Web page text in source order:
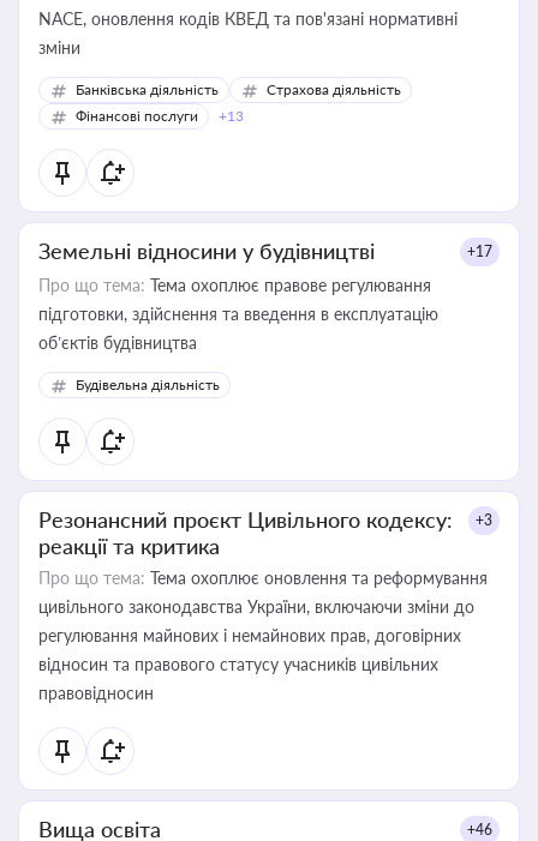
NACE, оновлення кодів КВЕД та пов'язані нормативні
зміни
Банківська діяльність
Страхова діяльність
Фінансові послуги
+13
Земельні відносини у будівництві +17
Про що тема: Тема охоплює правове регулювання
підготовки, здійснення та введення в експлуатацію
об’єктів будівництва
Будівельна діяльність
Резонансний проєкт Цивільного кодексу:
реакції та критика
+3
Про що тема: Тема охоплює оновлення та реформування
цивільного законодавства України, включаючи зміни до
регулювання майнових і немайнових прав, договірних
відносин та правового статусу учасників цивільних
правовідносин
Вища освіта +46